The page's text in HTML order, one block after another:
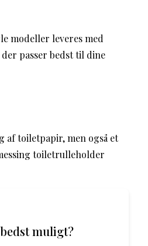
modeller leveres med
passer bedst til dine
toiletpapir, men også et
toiletrulleholder
muligt?